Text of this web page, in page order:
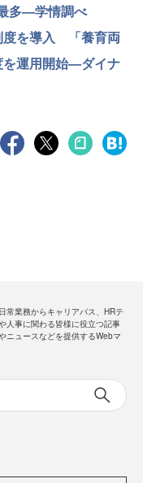
多—学情調べ
度を導入 「養育両
を運用開始—ダイナ
常業務からキャリアパス、HRテ
人事に関わる皆様に役立つ記事
ニュースなどを提供するWebマ